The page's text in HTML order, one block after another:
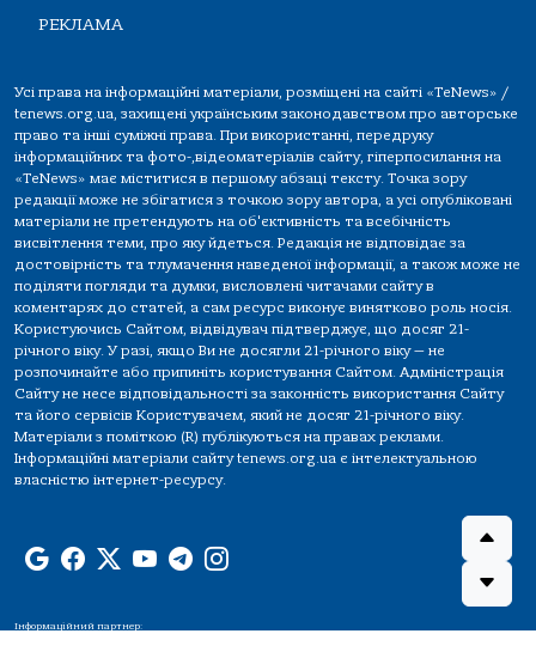
РЕКЛАМА
Усі права на інформаційні матеріали, розміщені на сайті «TeNews» /
tenews.org.ua, захищені українським законодавством про авторське
право та інші суміжні права. При використанні, передруку
інформаційних та фото-,відеоматеріалів сайту, гіперпосилання на
«TeNews» має міститися в першому абзаці тексту. Точка зору
редакції може не збігатися з точкою зору автора, а усі опубліковані
матеріали не претендують на об'єктивність та всебічність
висвітлення теми, про яку йдеться. Редакція не відповідає за
достовірність та тлумачення наведеної інформації, а також може не
поділяти погляди та думки, висловлені читачами сайту в
коментарях до статей, а сам ресурс виконує винятково роль носія.
Користуючись Сайтом, відвідувач підтверджує, що досяг 21-
річного віку. У разі, якщо Ви не досягли 21-річного віку — не
розпочинайте або припиніть користування Сайтом. Адміністрація
Сайту не несе відповідальності за законність використання Сайту
та його сервісів Користувачем, який не досяг 21-річного віку.
Матеріали з поміткою (R) публікуються на правах реклами.
Інформаційні матеріали сайту tenews.org.ua є інтелектуальною
власністю інтернет-ресурсу.
Інформаційний партнер: